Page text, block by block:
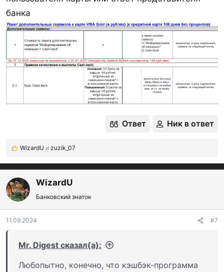
банка
Ответ Ник в ответ
Р
е
а
к
ц
и
и
:
WizardU и zuzik_07
WizardU
Банковский знаток
11.09.2024 #7
Mr. Digest сказал(а):
Любопытно, конечно, что кэшбэк-программа